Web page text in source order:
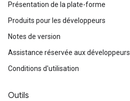
Présentation de la plate-forme
Produits pour les développeurs
Notes de version
Assistance réservée aux développeurs
Conditions d'utilisation
Outils